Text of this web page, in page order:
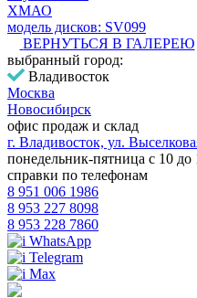
ХМАО
модель дисков: SV099
ВЕРНУТЬСЯ В ГАЛЕРЕЮ
выбранный город:
Владивосток
Москва
Новосибирск
офис продаж и склад
г. Владивосток, ул.
понедельник-пятница с 10 до
справки по телефонам
8 951 006 1986
8 953 227 8098
8 953 228 7860
WhatsApp
Telegram
Max